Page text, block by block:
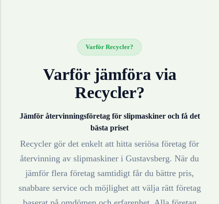
Varför Recycler?
Varför jämföra via
Recycler?
Jämför återvinningsföretag för slipmaskineroch få det
bästa priset
Recycler gör det enkelt att hitta seriösa företag för
återvinning av slipmaskiner i Gustavsberg. När du
jämför flera företag samtidigt får du bättre pris,
snabbare service och möjlighet att välja rätt företag